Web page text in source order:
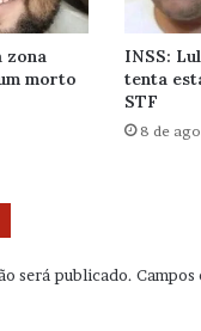
zona
morto
INSS:
tenta
STF
8 de
será publicado.